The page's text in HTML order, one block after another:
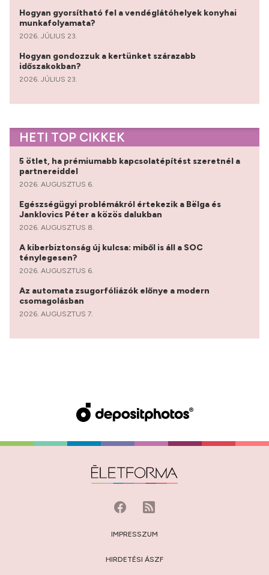
Hogyan gyorsítható fel a vendéglátóhelyek konyhai
munkafolyamata?
2026. JÚLIUS 23.
Hogyan gondozzuk a kertünket szárazabb
időszakokban?
2026. JÚLIUS 23.
HETI TOP CIKKEK
5 ötlet, ha prémiumabb kapcsolatépítést szeretnél a
partnereiddel
2026. AUGUSZTUS 6.
Egészségügyi problémákról értekezik a Bëlga és
Janklovics Péter a közös dalukban
2026. AUGUSZTUS 8.
A kiberbiztonság új kulcsa: miből is áll a SOC
ténylegesen?
2026. AUGUSZTUS 6.
Az automata zsugorfóliázók előnye a modern
csomagolásban
2026. AUGUSZTUS 7.
IMPRESSZUM
HIRDETÉSI ÁSZF